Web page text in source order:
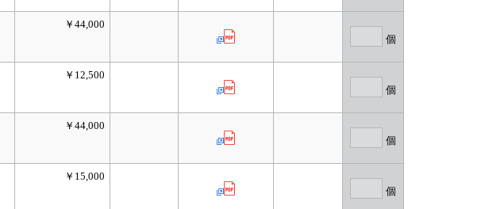
￥44,000
個
￥12,500
個
￥44,000
個
￥15,000
個